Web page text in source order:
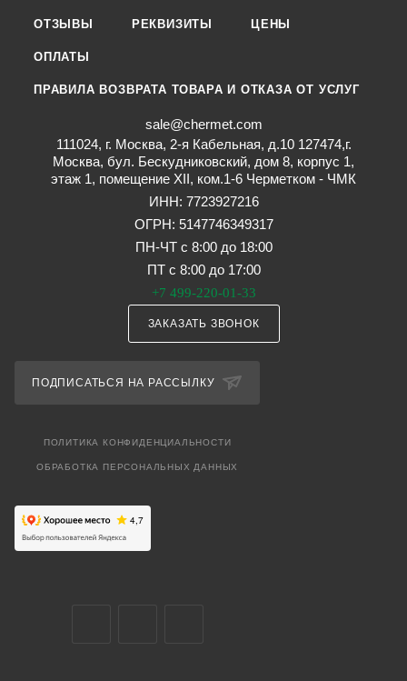
ОТЗЫВЫ РЕКВИЗИТЫ ЦЕНЫ
ОПЛАТЫ
ПРАВИЛА ВОЗВРАТА ТОВАРА И ОТКАЗА ОТ УСЛУГ
sale@chermet.com
111024, г. Москва, 2-я Кабельная, д.10 127474,г.
Москва, бул. Бескудниковский, дом 8, корпус 1,
этаж 1, помещение XII, ком.1-6 Черметком - ЧМК
ИНН: 7723927216
ОГРН: 5147746349317
ПН-ЧТ с 8:00 до 18:00
ПТ с 8:00 до 17:00
+7 499-220-01-33
ЗАКАЗАТЬ ЗВОНОК
ПОДПИСАТЬСЯ НА РАССЫЛКУ
ПОЛИТИКА КОНФИДЕНЦИАЛЬНОСТИ
ОБРАБОТКА ПЕРСОНАЛЬНЫХ ДАННЫХ